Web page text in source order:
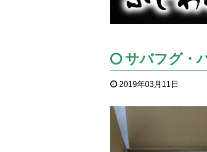
サバフグ・
2019年03月11日